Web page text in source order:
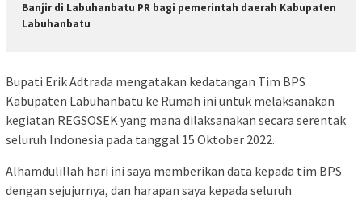
Banjir di Labuhanbatu PR bagi pemerintah daerah Kabupaten
Labuhanbatu
Bupati Erik Adtrada mengatakan kedatangan Tim BPS
Kabupaten Labuhanbatu ke Rumah ini untuk melaksanakan
kegiatan REGSOSEK yang mana dilaksanakan secara serentak
seluruh Indonesia pada tanggal 15 Oktober 2022.
Alhamdulillah hari ini saya memberikan data kepada tim BPS
dengan sejujurnya, dan harapan saya kepada seluruh